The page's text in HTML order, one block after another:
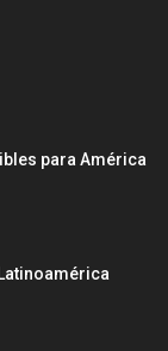
para América